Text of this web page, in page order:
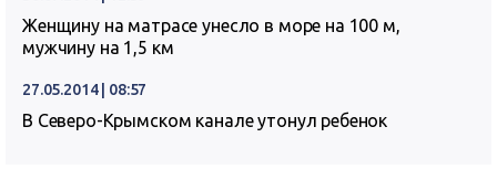
Женщину на матрасе унесло в море на 100 м,
мужчину на 1,5 км
27.05.2014 | 08:57
В Северо-Крымском канале утонул ребенок